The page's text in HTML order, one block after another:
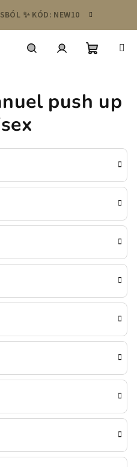
✨ KÓD: NEW10
push up